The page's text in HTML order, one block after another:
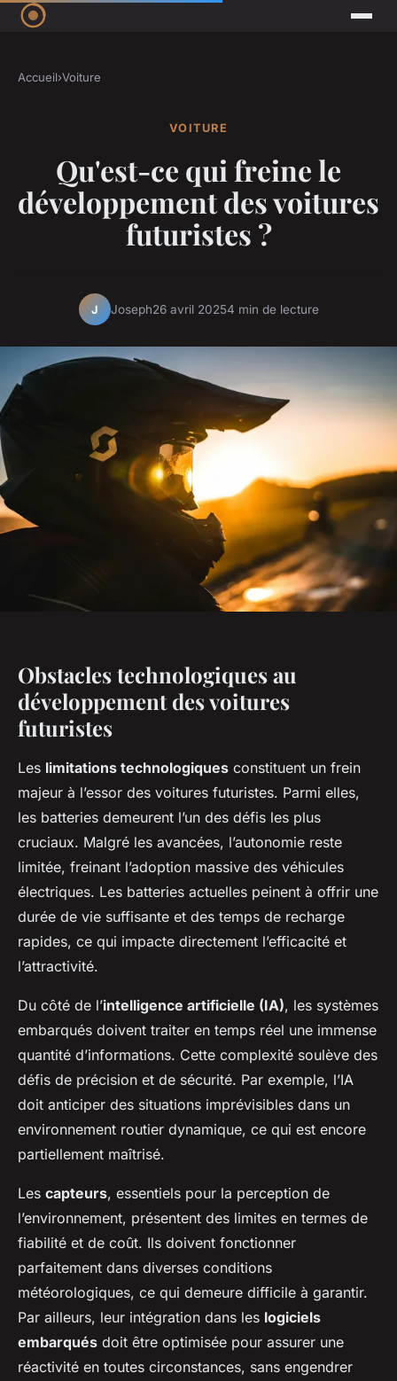
Accueil›Voiture
VOITURE
Qu'est-ce qui freine le
développement des voitures
futuristes ?
J Joseph26 avril 20254 min de lecture
Obstacles technologiques au
développement des voitures
futuristes
Les limitations technologiques constituent un frein
majeur à l’essor des voitures futuristes. Parmi elles,
les batteries demeurent l’un des défis les plus
cruciaux. Malgré les avancées, l’autonomie reste
limitée, freinant l’adoption massive des véhicules
électriques. Les batteries actuelles peinent à offrir une
durée de vie suffisante et des temps de recharge
rapides, ce qui impacte directement l’efficacité et
l’attractivité.
Du côté de l’intelligence artificielle (IA), les systèmes
embarqués doivent traiter en temps réel une immense
quantité d’informations. Cette complexité soulève des
défis de précision et de sécurité. Par exemple, l’IA
doit anticiper des situations imprévisibles dans un
environnement routier dynamique, ce qui est encore
partiellement maîtrisé.
Les capteurs, essentiels pour la perception de
l’environnement, présentent des limites en termes de
fiabilité et de coût. Ils doivent fonctionner
parfaitement dans diverses conditions
météorologiques, ce qui demeure difficile à garantir.
Par ailleurs, leur intégration dans les logiciels
embarqués doit être optimisée pour assurer une
réactivité en toutes circonstances, sans engendrer